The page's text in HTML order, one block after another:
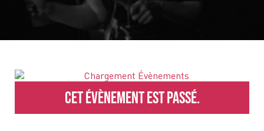
Cet évènement est passé.